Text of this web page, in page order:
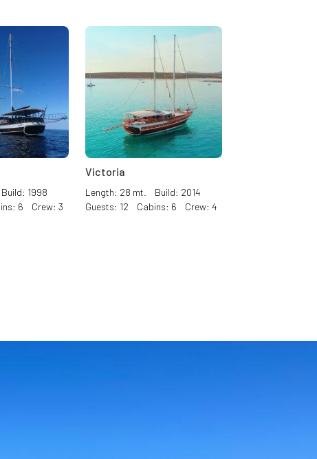
1998
6 Crew: 3
Victoria
Length: 28 mt. Build: 2014
Guests: 12 Cabins: 6 Crew: 4